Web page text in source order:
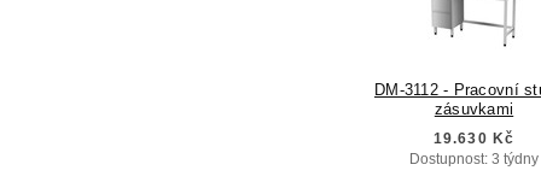
DM-3112 - Pracovní
zásuvkami
19.630 Kč
Dostupnost: 3 týdny